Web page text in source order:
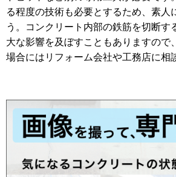
る程度の技術も必要とするため、素人
う。コンクリート内部の鉄筋を切断す
大な影響を及ぼすこともありますので
場合にはリフォーム会社や工務店に相